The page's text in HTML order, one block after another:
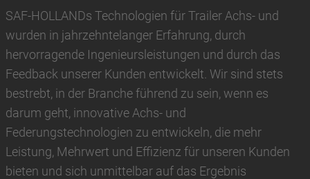
SAF-HOLLANDs Technologien für Trailer Achs- und
wurden in jahrzehntelanger Erfahrung, durch
hervorragende Ingenieursleistungen und durch das
Feedback unserer Kunden entwickelt. Wir sind stets
bestrebt, in der Branche führend zu sein, wenn es
darum geht, innovative Achs- und
Federungstechnologien zu entwickeln, die mehr
Leistung, Mehrwert und Effizienz für unseren Kunden
bieten und sich unmittelbar auf das Ergebnis